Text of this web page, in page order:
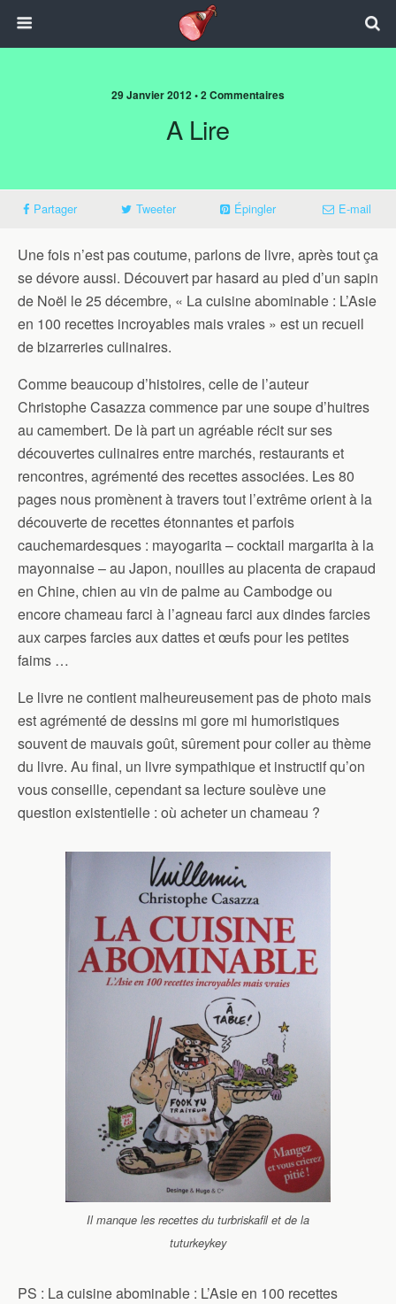
29 Janvier 2012 • 2 Commentaires
A Lire
Partager Tweeter Épingler E-mail
Une fois n’est pas coutume, parlons de livre, après tout ça
se dévore aussi. Découvert par hasard au pied d’un sapin
de Noël le 25 décembre, « La cuisine abominable : L’Asie
en 100 recettes incroyables mais vraies » est un recueil
de bizarreries culinaires.
Comme beaucoup d’histoires, celle de l’auteur
Christophe Casazza commence par une soupe d’huitres
au camembert. De là part un agréable récit sur ses
découvertes culinaires entre marchés, restaurants et
rencontres, agrémenté des recettes associées. Les 80
pages nous promènent à travers tout l’extrême orient à la
découverte de recettes étonnantes et parfois
cauchemardesques : mayogarita – cocktail margarita à la
mayonnaise – au Japon, nouilles au placenta de crapaud
en Chine, chien au vin de palme au Cambodge ou
encore chameau farci à l’agneau farci aux dindes farcies
aux carpes farcies aux dattes et œufs pour les petites
faims …
Le livre ne contient malheureusement pas de photo mais
est agrémenté de dessins mi gore mi humoristiques
souvent de mauvais goût, sûrement pour coller au thème
du livre. Au final, un livre sympathique et instructif qu’on
vous conseille, cependant sa lecture soulève une
question existentielle : où acheter un chameau ?
Il manque les recettes du turbriskafil et de la
tuturkeykey
PS : La cuisine abominable : L’Asie en 100 recettes